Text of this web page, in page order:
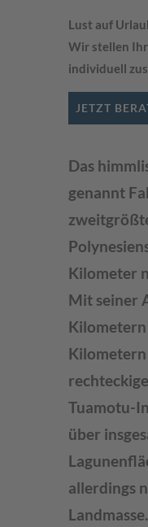
Lust auf
Wir stellen
individuell
JETZT
Das
genannt
Kilometer
Mit seiner
Kilometern
Tuamotu-
über
allerdings
Landmasse.